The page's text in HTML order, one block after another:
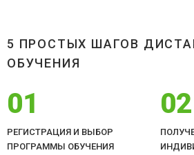
5 ПРОСТЫХ ШАГОВ
ОБУЧЕНИЯ
01
РЕГИСТРАЦИЯ И ВЫБОР
ПРОГРАММЫ ОБУЧЕНИЯ
02